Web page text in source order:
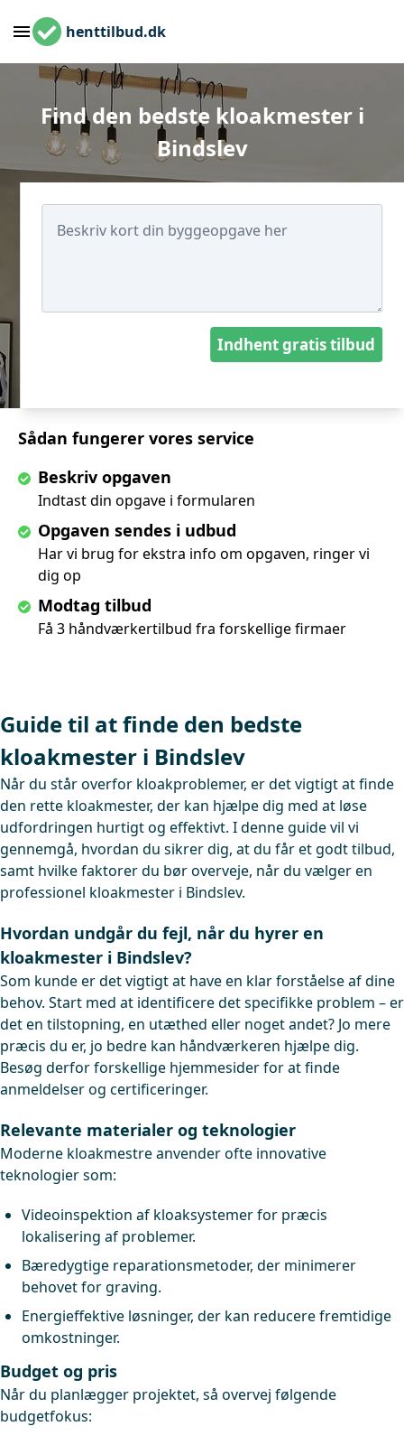
henttilbud.dk
Find den bedste kloakmester i
Bindslev
Sådan fungerer vores service
Beskriv opgaven
Indtast din opgave i formularen
Opgaven sendes i udbud
Har vi brug for ekstra info om opgaven, ringer vi
dig op
Modtag tilbud
Få 3 håndværkertilbud fra forskellige firmaer
Indhent gratis tilbud
Guide til at finde den bedste
kloakmester i Bindslev
Når du står overfor kloakproblemer, er det vigtigt at finde
den rette kloakmester, der kan hjælpe dig med at løse
udfordringen hurtigt og effektivt. I denne guide vil vi
gennemgå, hvordan du sikrer dig, at du får et godt tilbud,
samt hvilke faktorer du bør overveje, når du vælger en
professionel kloakmester i Bindslev.
Hvordan undgår du fejl, når du hyrer en
kloakmester i Bindslev?
Som kunde er det vigtigt at have en klar forståelse af dine
behov. Start med at identificere det specifikke problem – er
det en tilstopning, en utæthed eller noget andet? Jo mere
præcis du er, jo bedre kan håndværkeren hjælpe dig.
Besøg derfor forskellige hjemmesider for at finde
anmeldelser og certificeringer.
Relevante materialer og teknologier
Moderne kloakmestre anvender ofte innovative
teknologier som:
Videoinspektion af kloaksystemer for præcis
lokalisering af problemer.
Bæredygtige reparationsmetoder, der minimerer
behovet for graving.
Energieffektive løsninger, der kan reducere fremtidige
omkostninger.
Budget og pris
Når du planlægger projektet, så overvej følgende
budgetfokus: